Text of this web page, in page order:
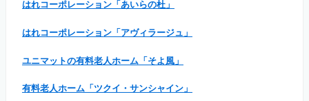
はれコーポレーション「あいらの杜」
はれコーポレーション「アヴィラージュ」
ユニマットの有料老人ホーム「そよ風」
有料老人ホーム「ツクイ・サンシャイン」